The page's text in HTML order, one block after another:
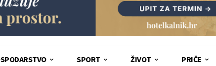
SPORT ŽIVOT PRIČE